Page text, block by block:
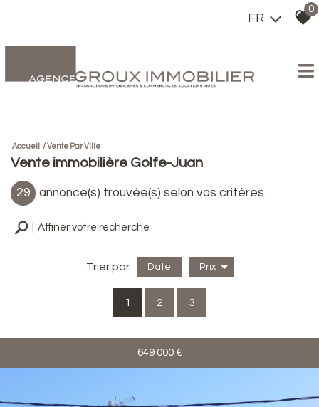
FR
0
Accueil Vente Par Ville
Vente immobilière Golfe-Juan
29 annonce(s) trouvée(s) selon vos critères
Affiner votre recherche
Trier par Date Prix
1 2 3
649 000 €